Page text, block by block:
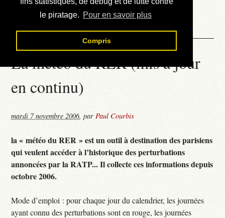
le piratage. Pour en savoir plus
Compris
Téléchargement
Contact
La météo du RER (mis à jour
en continu)
mardi 7 novembre 2006,parPaul Courbis
la « météo du RER » est un outil à destination des parisiens
qui veulent accéder à l’historique des perturbations
annoncées par la RATP... Il collecte ces informations depuis
octobre 2006.
Mode d’emploi : pour chaque jour du calendrier, les journées
ayant connu des perturbations sont en rouge, les journées